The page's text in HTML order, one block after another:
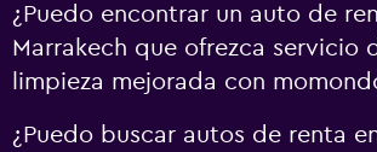
¿Puedo encontrar un auto de
Marrakech que ofrezca servicio
limpieza mejorada con
¿Puedo buscar autos de renta